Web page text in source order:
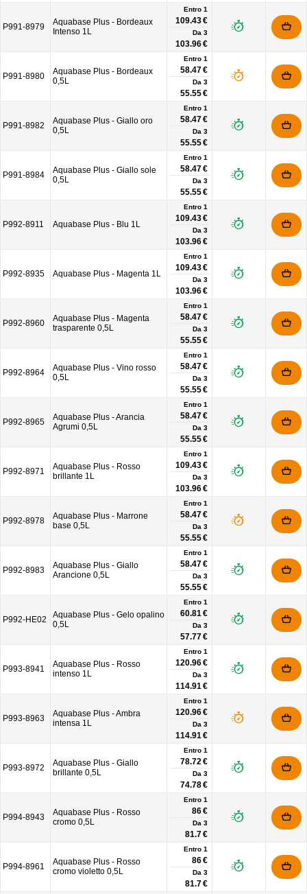
P991-8979
Aquabase Plus - Bordeaux
Intenso 1L
Entro 1
109.43 €
Da 3
103.96 €
P991-8980
Aquabase Plus - Bordeaux
0,5L
Entro 1
58.47 €
Da 3
55.55 €
P991-8982
Aquabase Plus - Giallo oro
0,5L
Entro 1
58.47 €
Da 3
55.55 €
P991-8984
Aquabase Plus - Giallo sole
0,5L
Entro 1
58.47 €
Da 3
55.55 €
P992-8911 Aquabase Plus - Blu 1L
Entro 1
109.43 €
Da 3
103.96 €
P992-8935 Aquabase Plus - Magenta 1L
Entro 1
109.43 €
Da 3
103.96 €
P992-8960
Aquabase Plus - Magenta
trasparente 0,5L
Entro 1
58.47 €
Da 3
55.55 €
P992-8964
Aquabase Plus - Vino rosso
0,5L
Entro 1
58.47 €
Da 3
55.55 €
P992-8965
Aquabase Plus - Arancia
Agrumi 0,5L
Entro 1
58.47 €
Da 3
55.55 €
P992-8971
Aquabase Plus - Rosso
brillante 1L
Entro 1
109.43 €
Da 3
103.96 €
P992-8978
Aquabase Plus - Marrone
base 0,5L
Entro 1
58.47 €
Da 3
55.55 €
P992-8983
Aquabase Plus - Giallo
Arancione 0,5L
Entro 1
58.47 €
Da 3
55.55 €
P992-HE02
Aquabase Plus - Gelo opalino
0,5L
Entro 1
60.81 €
Da 3
57.77 €
P993-8941
Aquabase Plus - Rosso
intenso 1L
Entro 1
120.96 €
Da 3
114.91 €
P993-8963
Aquabase Plus - Ambra
intensa 1L
Entro 1
120.96 €
Da 3
114.91 €
P993-8972
Aquabase Plus - Giallo
brillante 0,5L
Entro 1
78.72 €
Da 3
74.78 €
P994-8943
Aquabase Plus - Rosso
cromo 0,5L
Entro 1
86 €
Da 3
81.7 €
P994-8961
Aquabase Plus - Rosso
cromo violetto 0,5L
Entro 1
86 €
Da 3
81.7 €